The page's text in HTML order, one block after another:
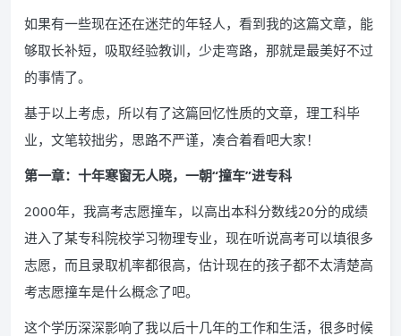
如果有一些现在还在迷茫的年轻人，看到我的这篇文章，能
够取长补短，吸取经验教训，少走弯路，那就是最美好不过
的事情了。
基于以上考虑，所以有了这篇回忆性质的文章，理工科毕
业，文笔较拙劣，思路不严谨，凑合着看吧大家！
第一章：十年寒窗无人晓，一朝“撞车”进专科
2000年，我高考志愿撞车，以高出本科分数线20分的成绩
进入了某专科院校学习物理专业，现在听说高考可以填很多
志愿，而且录取机率都很高，估计现在的孩子都不太清楚高
考志愿撞车是什么概念了吧。
这个学历深深影响了我以后十几年的工作和生活，很多时候